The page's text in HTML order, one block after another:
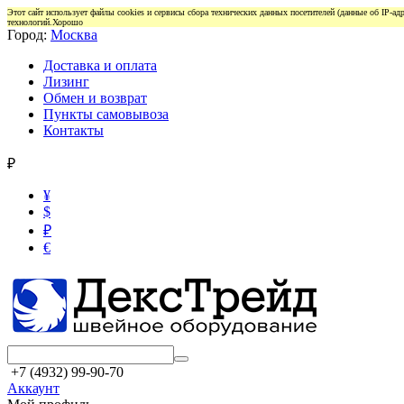
Этот сайт использует файлы cookies и сервисы сбора технических данных посетителей (данные об IP-
технологий. Хорошо
Город: Москва
Доставка и оплата
Лизинг
Обмен и возврат
Пункты самовывоза
Контакты
₽
¥
$
₽
€
+7 (4932) 99-90-70
Аккаунт